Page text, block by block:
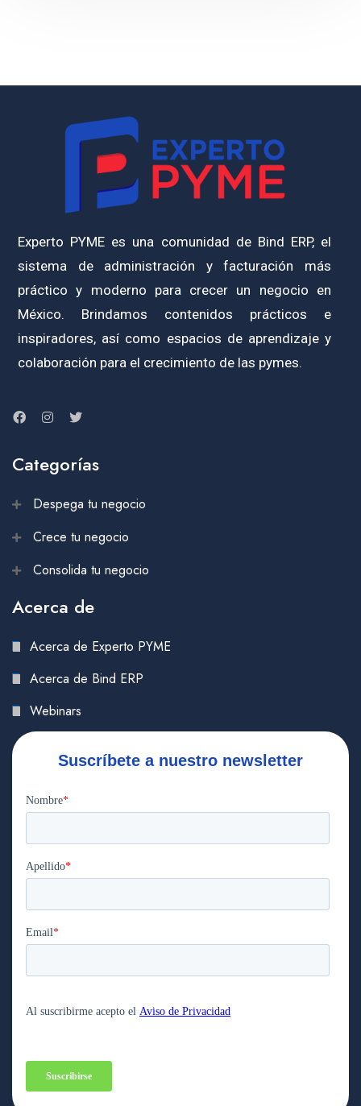
Experto PYME es una comunidad de Bind ERP, el
sistema de administración y facturación más
práctico y moderno para crecer un negocio en
México. Brindamos contenidos prácticos e
inspiradores, así como espacios de aprendizaje y
colaboración para el crecimiento de las pymes.
Categorías
Despega tu negocio
Crece tu negocio
Consolida tu negocio
Acerca de
Acerca de Experto PYME
Acerca de Bind ERP
Webinars
Suscríbete a nuestro newsletter